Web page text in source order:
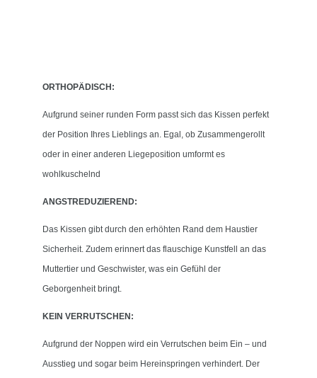
ORTHOPÄDISCH:
Aufgrund seiner runden Form passt sich das Kissen perfekt
der Position Ihres Lieblings an. Egal, ob Zusammengerollt
oder in einer anderen Liegeposition umformt es
wohlkuschelnd
ANGSTREDUZIEREND:
Das Kissen gibt durch den erhöhten Rand dem Haustier
Sicherheit. Zudem erinnert das flauschige Kunstfell an das
Muttertier und Geschwister, was ein Gefühl der
Geborgenheit bringt.
KEIN VERRUTSCHEN:
Aufgrund der Noppen wird ein Verrutschen beim Ein – und
Ausstieg und sogar beim Hereinspringen verhindert. Der